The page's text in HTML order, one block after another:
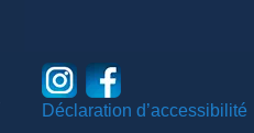
Déclaration d’accessibilité